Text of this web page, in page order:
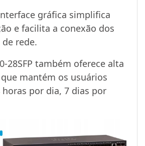
gráfica simplifica
e facilita a conexão dos
rede.
28SFP também oferece alta
mantém os usuários
por dia, 7 dias por